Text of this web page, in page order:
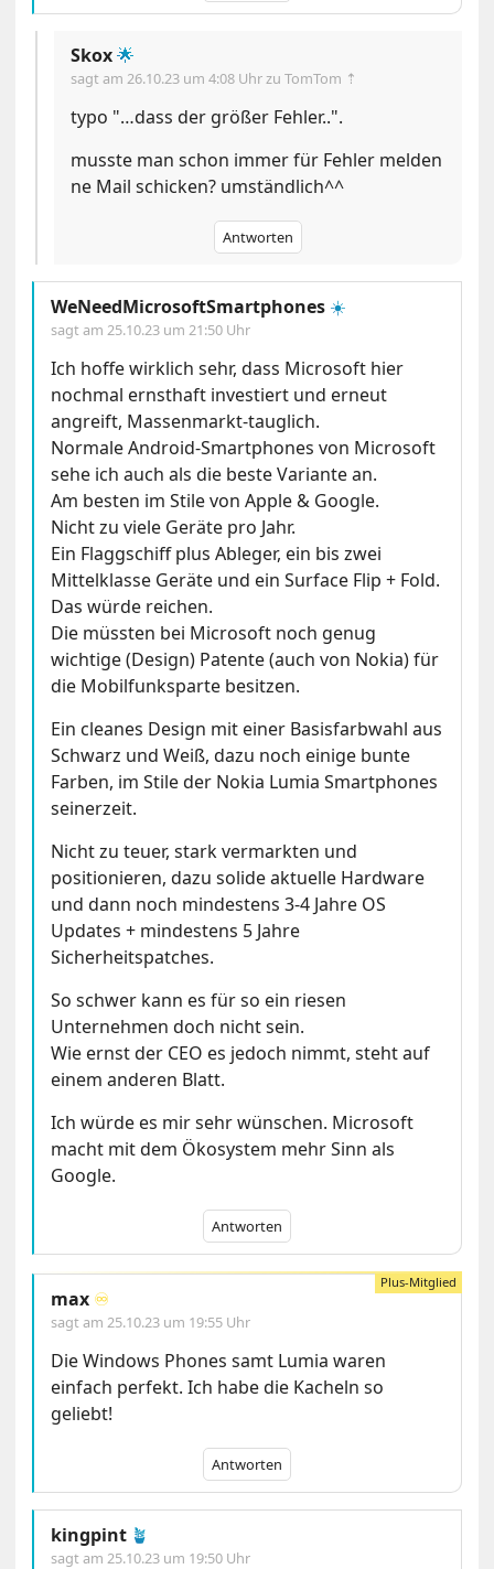
Skox🌟
sagt am26.10.23 um 4:08 Uhrzu TomTom ⇡
typo "…dass der größer Fehler..".
musste man schon immer für Fehler melden
ne Mail schicken? umständlich^^
Antworten
WeNeedMicrosoftSmartphones ☀️
sagt am25.10.23 um 21:50 Uhr
Ich hoffe wirklich sehr, dass Microsoft hier
nochmal ernsthaft investiert und erneut
angreift, Massenmarkt-tauglich.
Normale Android-Smartphones von Microsoft
sehe ich auch als die beste Variante an.
Am besten im Stile von Apple & Google.
Nicht zu viele Geräte pro Jahr.
Ein Flaggschiff plus Ableger, ein bis zwei
Mittelklasse Geräte und ein Surface Flip + Fold.
Das würde reichen.
Die müssten bei Microsoft noch genug
wichtige (Design) Patente (auch von Nokia) für
die Mobilfunksparte besitzen.
Ein cleanes Design mit einer Basisfarbwahl aus
Schwarz und Weiß, dazu noch einige bunte
Farben, im Stile der Nokia Lumia Smartphones
seinerzeit.
Nicht zu teuer, stark vermarkten und
positionieren, dazu solide aktuelle Hardware
und dann noch mindestens 3-4 Jahre OS
Updates + mindestens 5 Jahre
Sicherheitspatches.
So schwer kann es für so ein riesen
Unternehmen doch nicht sein.
Wie ernst der CEO es jedoch nimmt, steht auf
einem anderen Blatt.
Ich würde es mir sehr wünschen. Microsoft
macht mit dem Ökosystem mehr Sinn als
Google.
Antworten
max ♾️
sagt am25.10.23 um 19:55 Uhr
Die Windows Phones samt Lumia waren
einfach perfekt. Ich habe die Kacheln so
geliebt!
Antworten
kingpint 🪴
sagt am25.10.23 um 19:50 Uhr